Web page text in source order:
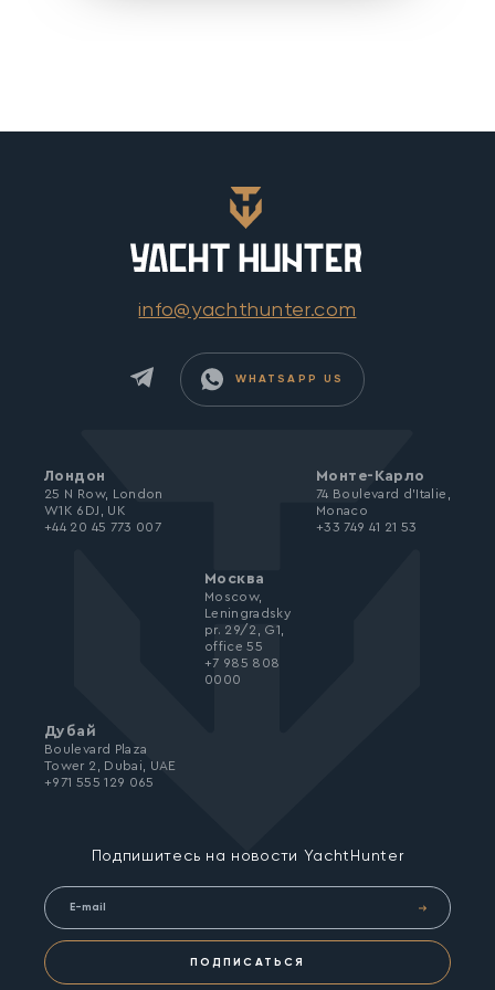
info@yachthunter.com
WHATSAPP US
Подпишитесь на новости YachtHunter
ПОДПИСАТЬСЯ
Лондон
25 N Row, London
W1K 6DJ, UK
+44 20 45 773 007
Монте-Карло
74 Boulevard d’Italie,
Monaco
+33 749 41 21 53
Москва
Moscow,
Leningradsky
pr. 29/2, G1,
office 55
+7 985 808
0000
Дубай
Boulevard Plaza
Tower 2, Dubai, UAE
+971 555 129 065